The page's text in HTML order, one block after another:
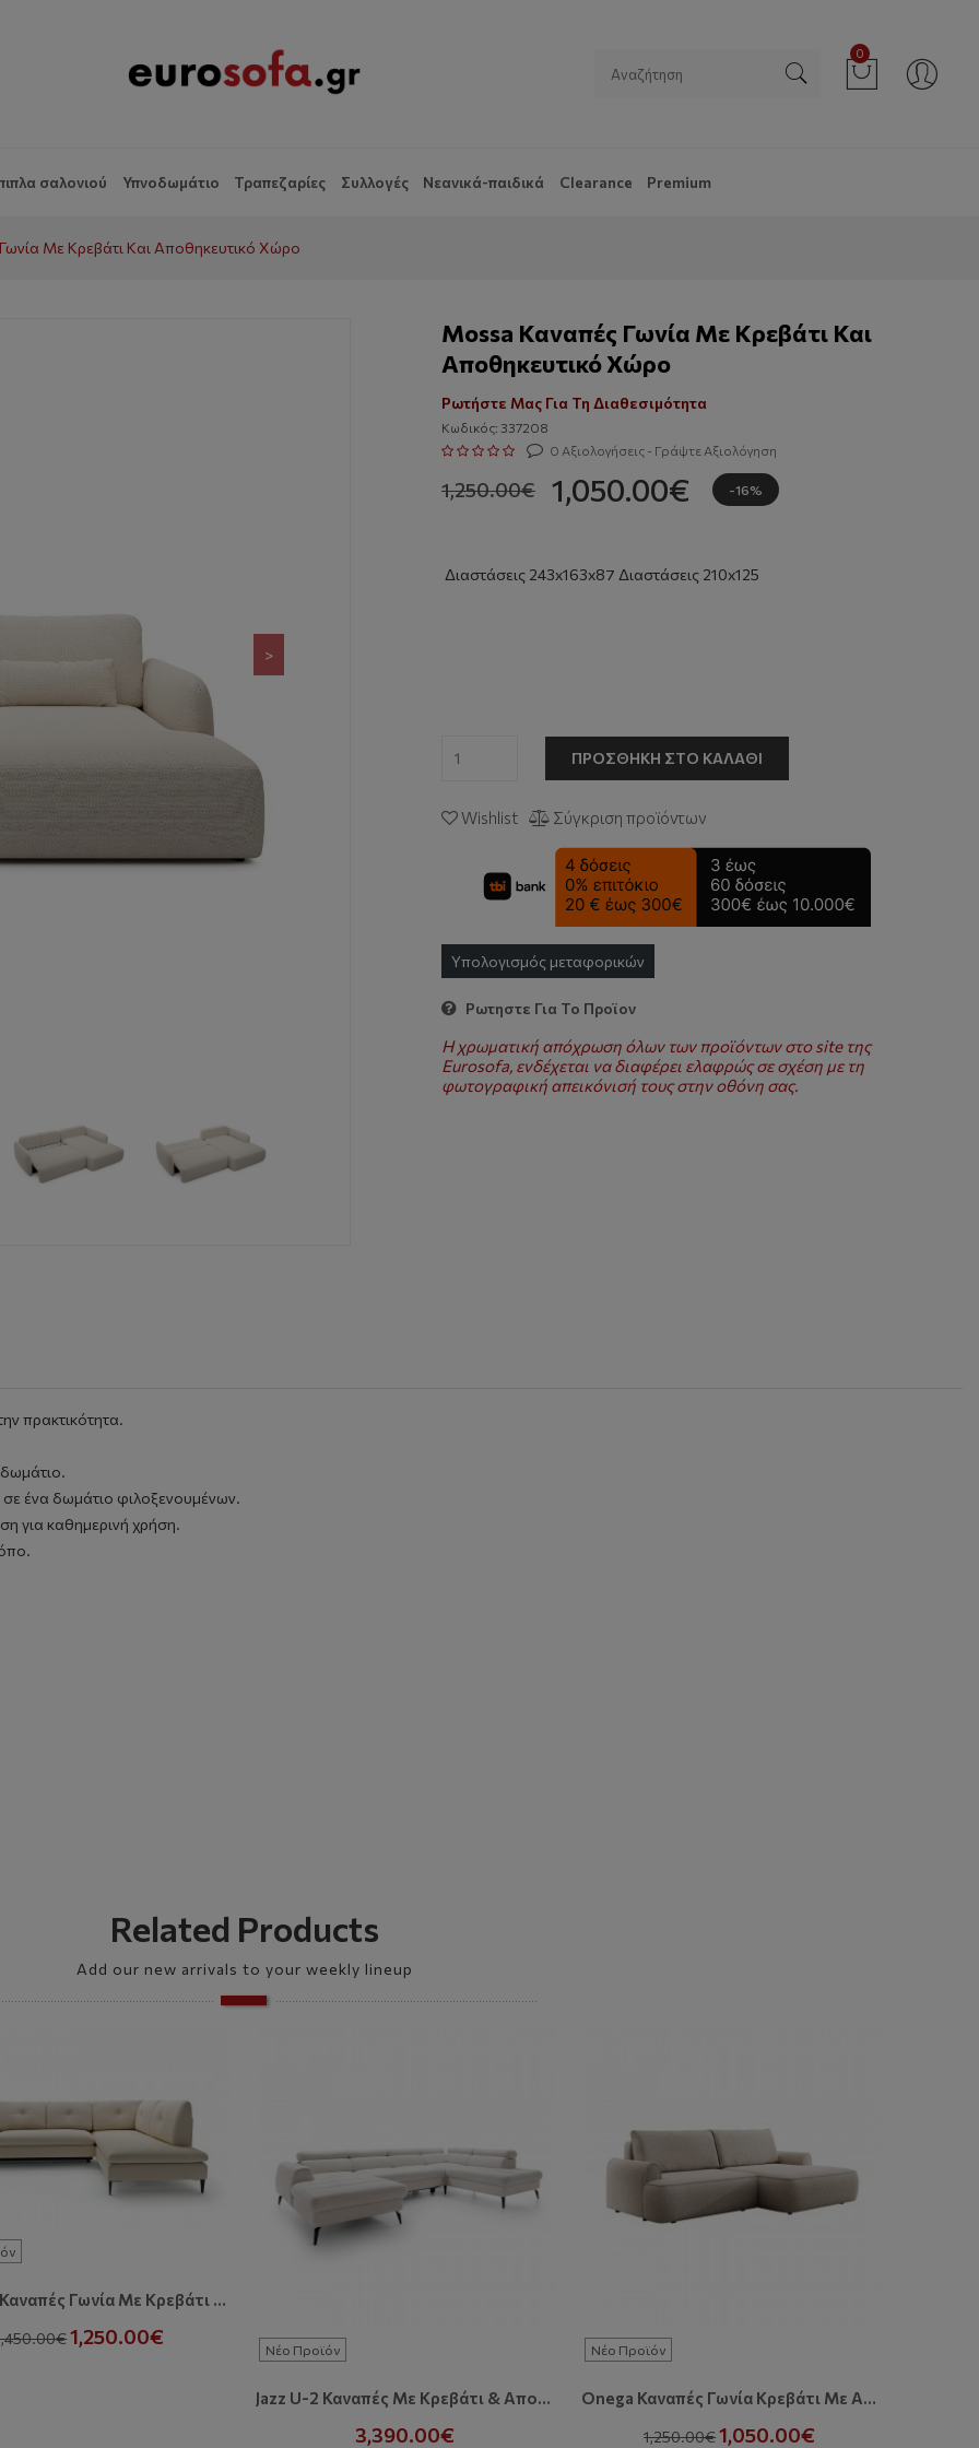
0
σαλονιού Υπνοδωμάτιο Τραπεζαρίες Συλλογές Νεανικά-παιδικά Clearance Premium
Με Κρεβάτι Και Αποθηκευτικό Χώρο
>
Mossa Καναπές Γωνία Με Κρεβάτι Και
Αποθηκευτικό Χώρο
Ρωτήστε Μας Για Τη Διαθεσιμότητα
Κωδικός: 337208
0 Αξιολογήσεις - Γράψτε Αξιολόγηση
1,250.00€ 1,050.00€ -16%
Διαστάσεις 243x163x87 Διαστάσεις 210x125
ΠΡΟΣΘΉΚΗ ΣΤΟ ΚΑΛΆΘΙ
Wishlist Σύγκριση προϊόντων
Υπολογισμός μεταφορικών
Ρωτηστε Για Το Προϊον
Η χρωματική απόχρωση όλων των προϊόντων στο site της
Eurosofa, ενδέχεται να διαφέρει ελαφρώς σε σχέση με τη
φωτογραφική απεικόνισή τους στην οθόνη σας.
πρακτικότητα.
σε ένα δωμάτιο φιλοξενουμένων.
για καθημερινή χρήση.
Related Products
Add our new arrivals to your weekly lineup
Zonda L Καναπές Γωνία Με Κρεβάτι Και Αποθηκευτικό Χώρο
1,250.00€
Νέο Προϊόν
Jazz U-2 Καναπές Με Κρεβάτι & Αποθηκευτικό Χώρο
3,390.00€
Νέο Προϊόν
Onega Καναπές Γωνία Κρεβάτι Με Αποθηκευτικό Χώρο
1,250.00€1,050.00€